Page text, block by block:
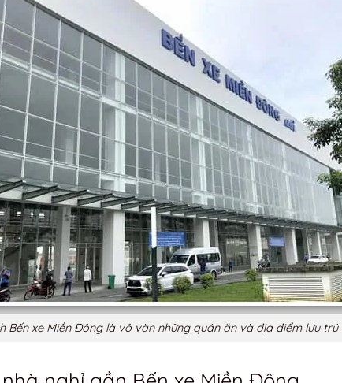
Bến xe Miền Đông là vô vàn những quán ăn và địa điểm lưu trú